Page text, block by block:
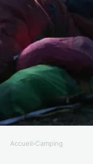
CAMPING
Accueil›Camping